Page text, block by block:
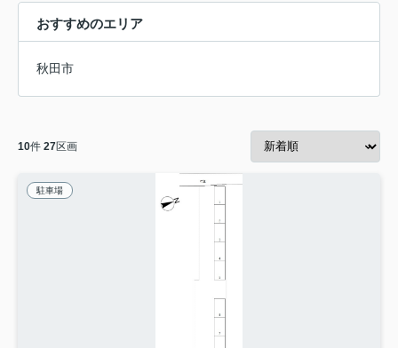
おすすめのエリア
秋田市
10件 27区画
駐車場